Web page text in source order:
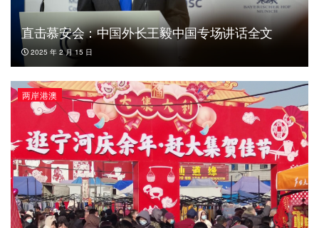
直击慕安会：中国外长王毅中国专场讲话全文
2025 年 2 月 15 日
两岸港澳